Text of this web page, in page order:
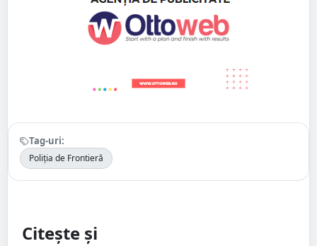
Tag-uri:
Poliția de Frontieră
Citește și